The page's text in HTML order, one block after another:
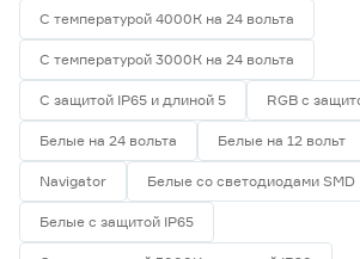
С температурой 4000К на 24 вольта
С температурой 3000К на 24 вольта
С защитой IP65 и длиной 5 RGB с
Белые на 24 вольта Белые на 12 вольт
Navigator Белые со светодиодами SMD
Белые с защитой IP65